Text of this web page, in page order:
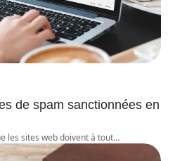
de spam sanctionnées en
les sites web doivent à tout…